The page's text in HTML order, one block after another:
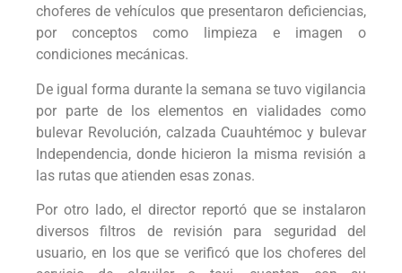
choferes de vehículos que presentaron deficiencias,
por conceptos como limpieza e imagen o
condiciones mecánicas.
De igual forma durante la semana se tuvo vigilancia
por parte de los elementos en vialidades como
bulevar Revolución, calzada Cuauhtémoc y bulevar
Independencia, donde hicieron la misma revisión a
las rutas que atienden esas zonas.
Por otro lado, el director reportó que se instalaron
diversos filtros de revisión para seguridad del
usuario, en los que se verificó que los choferes del